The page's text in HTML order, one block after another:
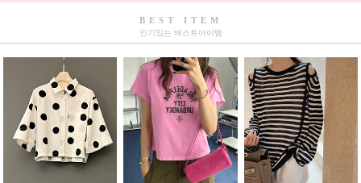
BEST ITEM
인기있는 베스트아이템